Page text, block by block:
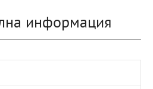
информация